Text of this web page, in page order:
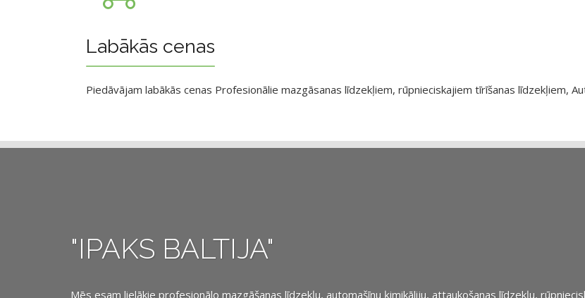
Labākās cenas
Piedāvājam labākās cenas Profesionālie mazgāsanas līdzekļiem, rūpnieciskajiem tīrīšanas līdzekļiem,
"IPAKS BALTIJA"
Mēs esam lielākie profesionālo mazgāšanas līdzekļu, automašīnu ķimikāliju, attaukošanas līdzekļu,